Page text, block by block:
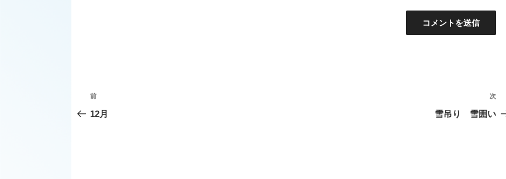
稿
ナ
前
の
前
12月
次
の
次
雪吊り 雪囲い